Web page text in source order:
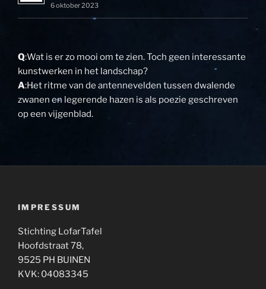
6 oktober 2023
Q:Wat is er zo mooi om te zien. Toch geen interessante
kunstwerken in het landschap?
A:Het ritme van de antennevelden tussen dwalende
zwanen en legerende hazen is als poezie geschreven
op een vijgenblad.
IMPRESSUM
Stichting LofarTafel
Hoofdstraat 78,
9525 PH BUINEN
KVK: 04083345